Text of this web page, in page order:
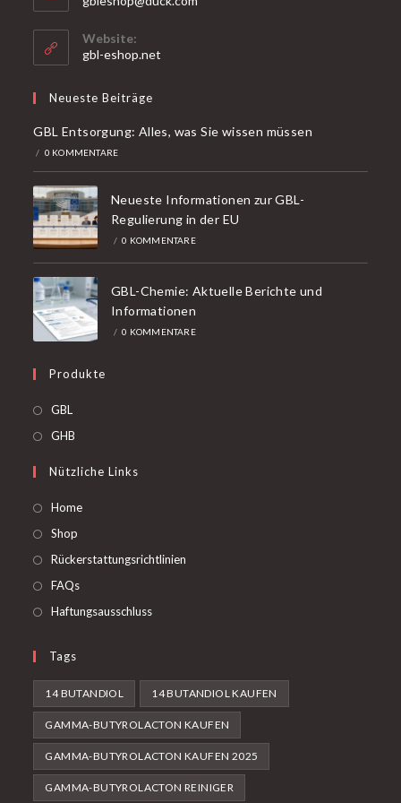
Website:
gbl-eshop.net
Neueste Beiträge
GBL Entsorgung: Alles, was Sie wissen müssen
/ 0 KOMMENTARE
Neueste Informationen zur GBL-
Regulierung in der EU
/ 0 KOMMENTARE
GBL-Chemie: Aktuelle Berichte und
Informationen
/ 0 KOMMENTARE
Produkte
GBL
in
neuen
GHB
einer
Nützliche Links
Home
Shop
Rückerstattungsrichtlinien
FAQs
Haftungsausschluss
Tags
14 BUTANDIOL 14 BUTANDIOL KAUFEN
GAMMA-BUTYROLACTON KAUFEN
GAMMA-BUTYROLACTON KAUFEN 2025
GAMMA-BUTYROLACTON REINIGER